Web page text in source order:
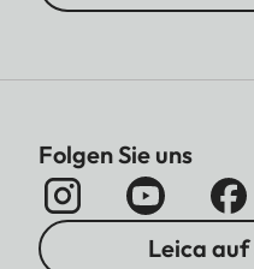
Folgen Sie uns
Leica